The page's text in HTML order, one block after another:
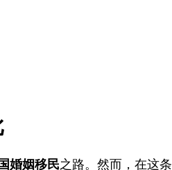
婚姻移民之路。然而，在这